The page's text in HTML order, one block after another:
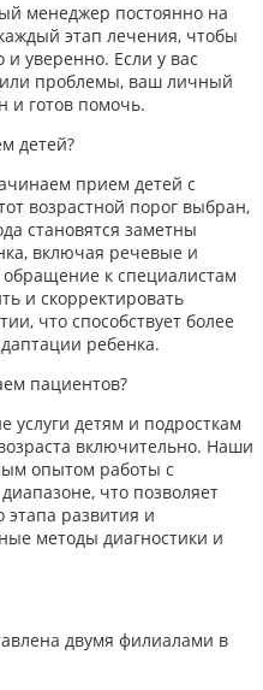
менеджер постоянно на
этап лечения, чтобы
уверенно. Если у вас
или проблемы, ваш личный
и готов помочь.
детей?
прием детей с
возрастной порог выбран,
становятся заметны
включая речевые и
к специалистам
и скорректировать
что способствует более
ребенка.​
пациентов?
детям и подросткам
включительно. Наши
опытом работы с
что позволяет
этапа развития и
методы диагностики и
двумя филиалами в